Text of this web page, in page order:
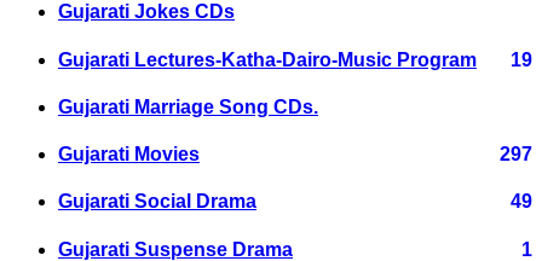
Gujarati Jokes CDs
Gujarati Lectures-Katha-Dairo-Music Program 19
Gujarati Marriage Song CDs.
Gujarati Movies 297
Gujarati Social Drama 49
Gujarati Suspense Drama 1